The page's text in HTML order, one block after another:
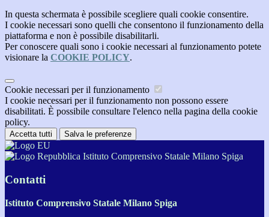
In questa schermata è possibile scegliere quali cookie consentire.
I cookie necessari sono quelli che consentono il funzionamento della
piattaforma e non è possibile disabilitarli.
Per conoscere quali sono i cookie necessari al funzionamento potete
visionare la COOKIE POLICY.
Cookie necessari per il funzionamento
I cookie necessari per il funzionamento non possono essere
disabilitati. È possibile consultare l'elenco nella pagina della cookie
policy.
Accetta tutti Salva le preferenze
Istituto Comprensivo Statale Milano Spiga
Contatti
Istituto Comprensivo Statale Milano Spiga